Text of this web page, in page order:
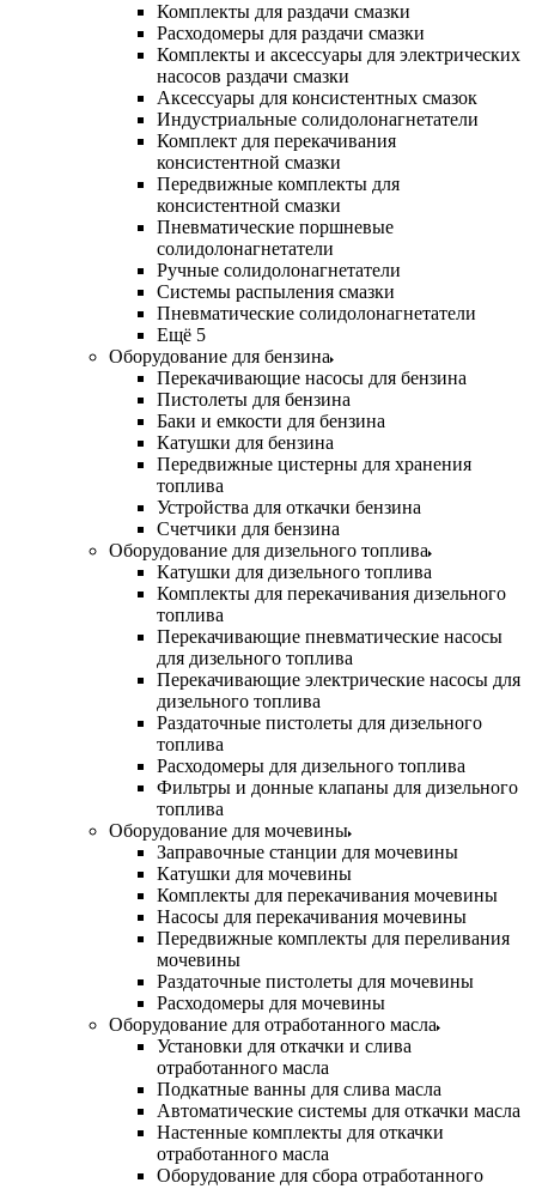
Комплекты для раздачи смазки
Расходомеры для раздачи смазки
Комплекты и аксессуары для электрических
насосов раздачи смазки
Аксессуары для консистентных смазок
Индустриальные солидолонагнетатели
Комплект для перекачивания
консистентной смазки
Передвижные комплекты для
консистентной смазки
Пневматические поршневые
солидолонагнетатели
Ручные солидолонагнетатели
Системы распыления смазки
Пневматические солидолонагнетатели
Ещё 5
Оборудование для бензина
Перекачивающие насосы для бензина
Пистолеты для бензина
Баки и емкости для бензина
Катушки для бензина
Передвижные цистерны для хранения
топлива
Устройства для откачки бензина
Счетчики для бензина
Оборудование для дизельного топлива
Катушки для дизельного топлива
Комплекты для перекачивания дизельного
топлива
Перекачивающие пневматические насосы
для дизельного топлива
Перекачивающие электрические насосы для
дизельного топлива
Раздаточные пистолеты для дизельного
топлива
Расходомеры для дизельного топлива
Фильтры и донные клапаны для дизельного
топлива
Оборудование для мочевины
Заправочные станции для мочевины
Катушки для мочевины
Комплекты для перекачивания мочевины
Насосы для перекачивания мочевины
Передвижные комплекты для переливания
мочевины
Раздаточные пистолеты для мочевины
Расходомеры для мочевины
Оборудование для отработанного масла
Установки для откачки и слива
отработанного масла
Подкатные ванны для слива масла
Автоматические системы для откачки масла
Настенные комплекты для откачки
отработанного масла
Оборудование для сбора отработанного